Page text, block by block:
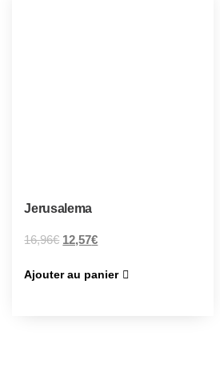
Jerusalema
16,96€ 12,57€
Ajouter au panier